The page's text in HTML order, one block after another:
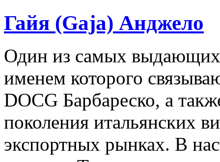
Гайя (Gaja) Анджело
Один из самых
именем которого
DOCG Барбареско, а
поколения итальянских
экспортных рынках. В